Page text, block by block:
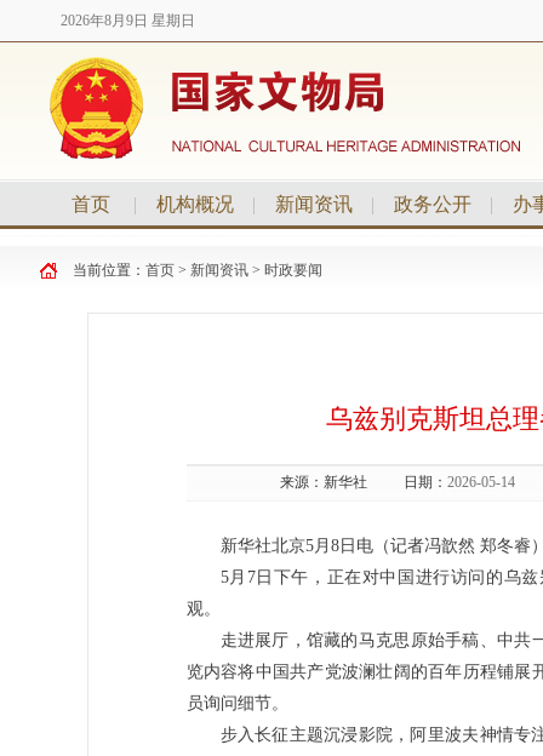
2026年8月9日 星期日
首页 | 机构概况 | 新闻资讯 | 政务公开 | 办
当前位置： 首页 > 新闻资讯 > 时政要闻
乌兹别克斯坦总
来源： 新华社 日期： 2026-05-14
新华社北京5月8日电（记者冯歆然 郑冬睿
5月7日下午，正在对中国进行访问的乌
观。
走进展厅，馆藏的马克思原始手稿、中
览内容将中国共产党波澜壮阔的百年历程铺
员询问细节。
步入长征主题沉浸影院，阿里波夫神情专